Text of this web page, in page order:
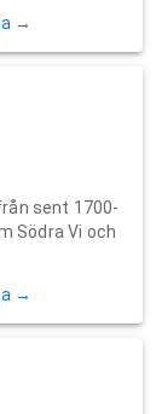
→
sent 1700-
Södra Vi och
→